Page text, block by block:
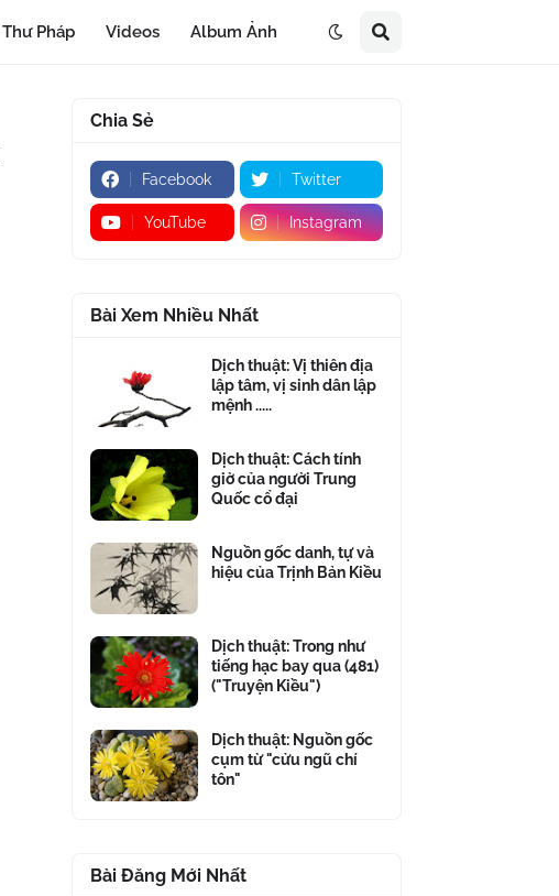
Thư Pháp Videos Album Ảnh
Chia Sẻ
Facebook Twitter
YouTube Instagram
Bài Xem Nhiều Nhất
Dịch thuật: Vị thiên địa
lập tâm, vị sinh dân lập
mệnh .....
Dịch thuật: Cách tính
giờ của người Trung
Quốc cổ đại
Nguồn gốc danh, tự và
hiệu của Trịnh Bản Kiều
Dịch thuật: Trong như
tiếng hạc bay qua (481)
("Truyện Kiều")
Dịch thuật: Nguồn gốc
cụm từ "cửu ngũ chí
tôn"
Bài Đăng Mới Nhất